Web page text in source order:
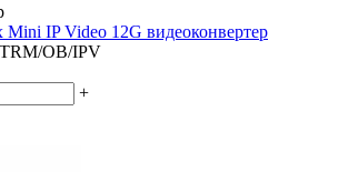
Mini IP Video 12G видеоконвертер
OB/IPV
+